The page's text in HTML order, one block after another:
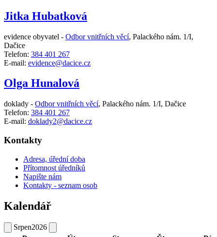
Jitka Hubatková
evidence obyvatel - Odbor vnitřních věcí, Palackého nám. 1/I,
Dačice
Telefon: 384 401 267
E-mail: evidence@dacice.cz
Olga Hunalová
doklady - Odbor vnitřních věcí, Palackého nám. 1/I, Dačice
Telefon: 384 401 267
E-mail: doklady2@dacice.cz
Kontakty
Adresa, úřední doba
Přítomnost úředníků
Napište nám
Kontakty - seznam osob
Kalendář
Srpen2026